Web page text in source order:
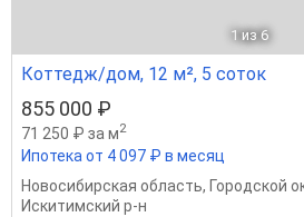
1 из 6
Коттедж/дом, 12 м², 5 соток
855 000 ₽
71 250 ₽ за м2
Ипотека от 4 097 ₽ в месяц
Новосибирская область, Городской
Искитимский р-н